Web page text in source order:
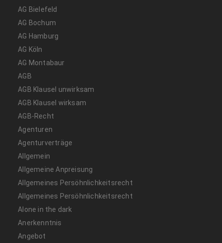
AG Bielefeld
AG Bochum
AG Hamburg
AG Köln
AG Montabaur
AGB
AGB Klausel unwirksam
AGB Klausel wirksam
AGB-Recht
Agenturen
Agenturverträge
Allgemein
Allgemeine Anpreisung
Allgemeines Persöhnlichkeitsrecht
Allgemeines Persöhnlichkeitsrecht
Alone in the dark
Anerkenntnis
Angebot